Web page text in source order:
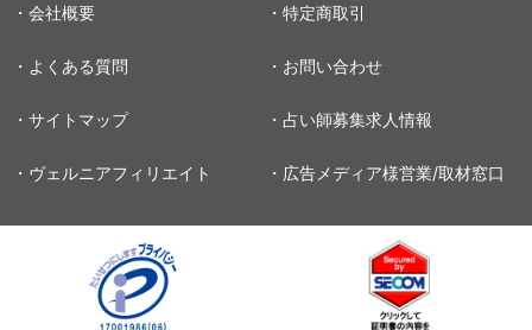
・会社概要
・特定商取引
・よくある質問 ・お問い合わせ
・サイトマップ ・占い師募集求人情報
・ヴェルニアフィリエイト ・広告メディア様営業/取材窓口